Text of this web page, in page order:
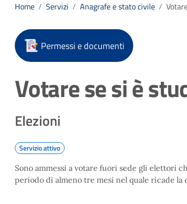
Home / Servizi / Anagrafe e stato civile /
Permessi e documenti
Votare se si è
Elezioni
Servizio attivo
Sono ammessi a votare fuori sede gli elettori
periodo di almeno tre mesi nel quale ricade la